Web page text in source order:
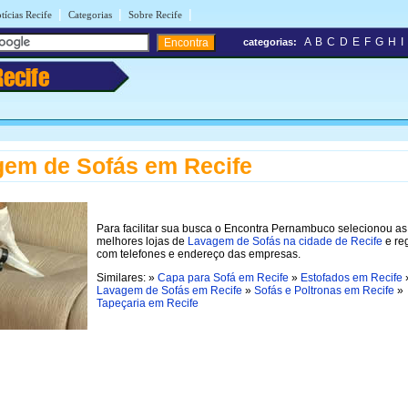
Recife | Categorias | Sobre Recife |
categorias: A B C D E F G H
de Sofás em Recife
Para facilitar sua busca o Encontra Pernambuco selecionou as
melhores lojas de Lavagem de Sofás na cidade de Recife e
com telefones e endereço das empresas.
Similares: » Capa para Sofá em Recife » Estofados em Recife
Lavagem de Sofás em Recife » Sofás e Poltronas em Recife »
Tapeçaria em Recife